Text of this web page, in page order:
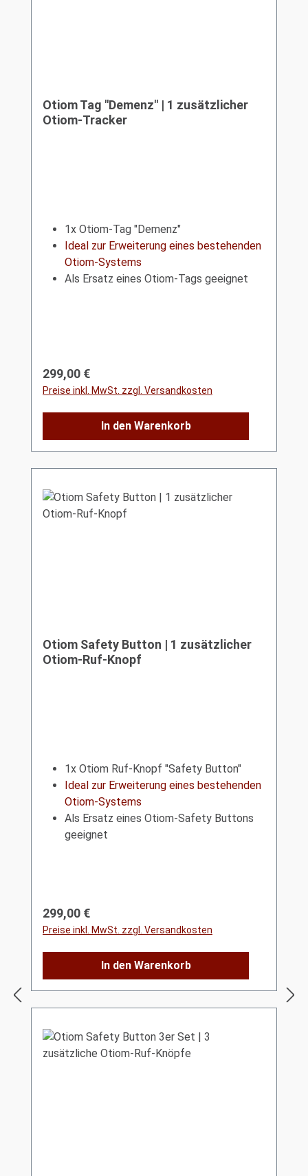
Otiom Tag "Demenz" | 1 zusätzlicher
Otiom-Tracker
1x Otiom-Tag "Demenz"
Ideal zur Erweiterung eines bestehenden
Otiom-Systems
Als Ersatz eines Otiom-Tags geeignet
Regulärer Preis:
299,00 €
Preise inkl. MwSt. zzgl. Versandkosten
In den Warenkorb
Otiom Safety Button | 1 zusätzlicher
Otiom-Ruf-Knopf
1x Otiom Ruf-Knopf "Safety Button"
Ideal zur Erweiterung eines bestehenden
Otiom-Systems
Als Ersatz eines Otiom-Safety Buttons
geeignet
Regulärer Preis:
299,00 €
Preise inkl. MwSt. zzgl. Versandkosten
In den Warenkorb